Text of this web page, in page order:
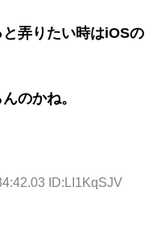
弄りたい時はiOSの
のかね。
ID:LI1KqSJV